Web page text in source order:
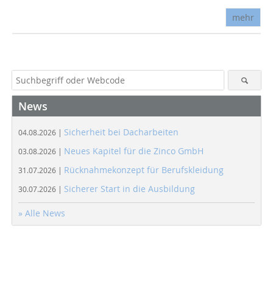
mehr
News
04.08.2026 | Sicherheit bei Dacharbeiten
03.08.2026 | Neues Kapitel für die Zinco GmbH
31.07.2026 | Rücknahmekonzept für Berufskleidung
30.07.2026 | Sicherer Start in die Ausbildung
» Alle News